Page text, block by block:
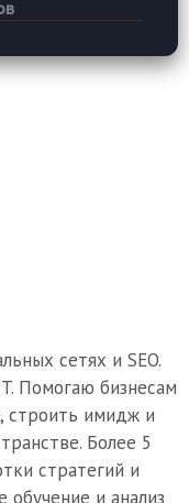
сетях и SEO.
Помогаю бизнесам
строить имидж и
Более 5
стратегий и
обучение и анализ